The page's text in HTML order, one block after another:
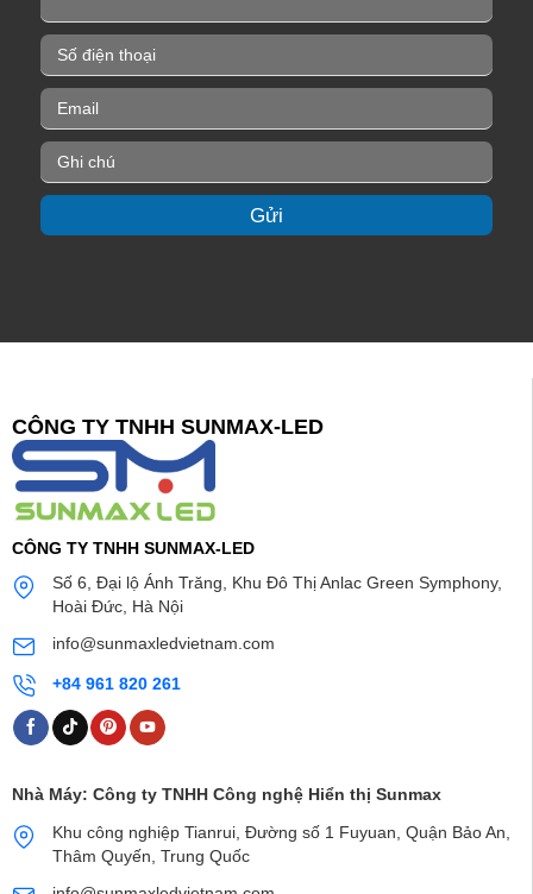
P
h
o
e
E
m
a
l
G
h
i
h
Gửi
CÔNG TY TNHH SUNMAX-LED
CÔNG TY TNHH SUNMAX-LED
Số 6, Đại lộ Ánh Trăng, Khu Đô Thị Anlac Green Symphony,
Hoài Đức, Hà Nội
info@sunmaxledvietnam.com
+84 961 820 261
Nhà Máy: Công ty TNHH Công nghệ Hiển thị Sunmax
Khu công nghiệp Tianrui, Đường số 1 Fuyuan, Quận Bảo An,
Thâm Quyến, Trung Quốc